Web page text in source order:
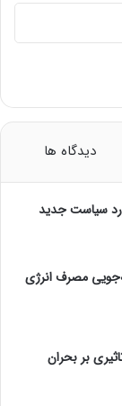
دیدگاه ها
سیاست جدید
مصرف انرژی
بر بحران